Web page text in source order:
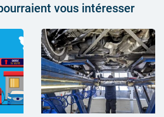
vous intéresser